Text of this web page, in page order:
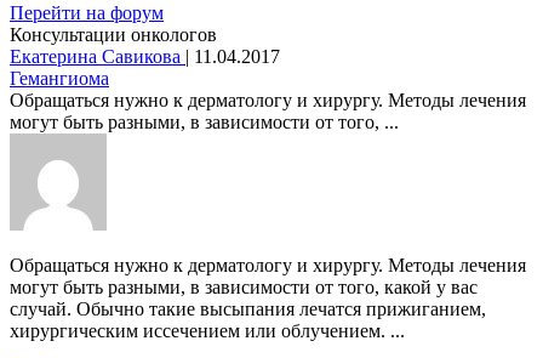
Перейти на форум
Консультации онкологов
Екатерина Савикова | 11.04.2017
Гемангиома
Обращаться нужно к дерматологу и хирургу. Методы лечения
могут быть разными, в зависимости от того, ...
Обращаться нужно к дерматологу и хирургу. Методы лечения
могут быть разными, в зависимости от того, какой у вас
случай. Обычно такие высыпания лечатся прижиганием,
хирургическим иссечением или облучением. ...